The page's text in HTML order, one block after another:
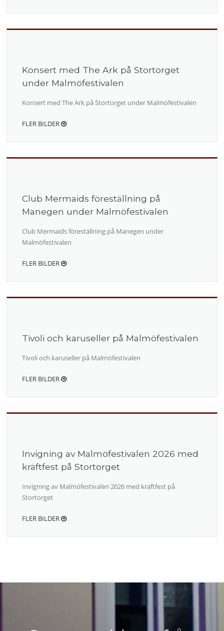
Konsert med The Ark på Stortorget
under Malmöfestivalen
Konsert med The Ark på Stortorget under Malmöfestivalen
FLER BILDER
Club Mermaids föreställning på
Manegen under Malmöfestivalen
Club Mermaids föreställning på Manegen under
Malmöfestivalen
FLER BILDER
Tivoli och karuseller på Malmöfestivalen
Tivoli och karuseller på Malmöfestivalen
FLER BILDER
Invigning av Malmöfestivalen 2026 med
kräftfest på Stortorget
Invigning av Malmöfestivalen 2026 med kräftfest på
Stortorget
FLER BILDER